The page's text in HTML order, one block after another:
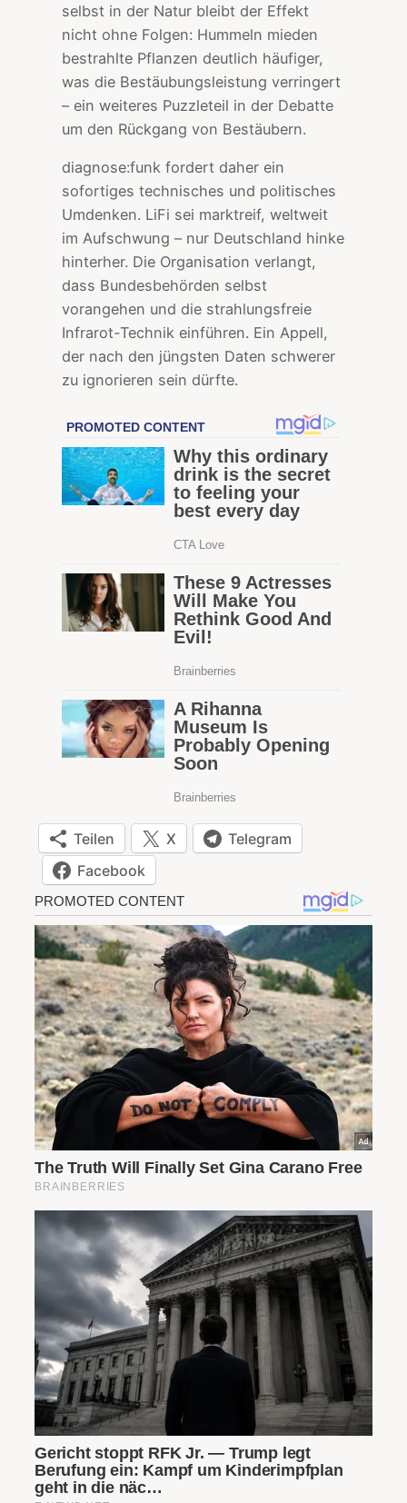
selbst in der Natur bleibt der Effekt
nicht ohne Folgen: Hummeln mieden
bestrahlte Pflanzen deutlich häufiger,
was die Bestäubungsleistung verringert
– ein weiteres Puzzleteil in der Debatte
um den Rückgang von Bestäubern.
diagnose:funk fordert daher ein
sofortiges technisches und politisches
Umdenken. LiFi sei marktreif, weltweit
im Aufschwung – nur Deutschland hinke
hinterher. Die Organisation verlangt,
dass Bundesbehörden selbst
vorangehen und die strahlungsfreie
Infrarot-Technik einführen. Ein Appell,
der nach den jüngsten Daten schwerer
zu ignorieren sein dürfte.
Teilen X
Telegram
Facebook